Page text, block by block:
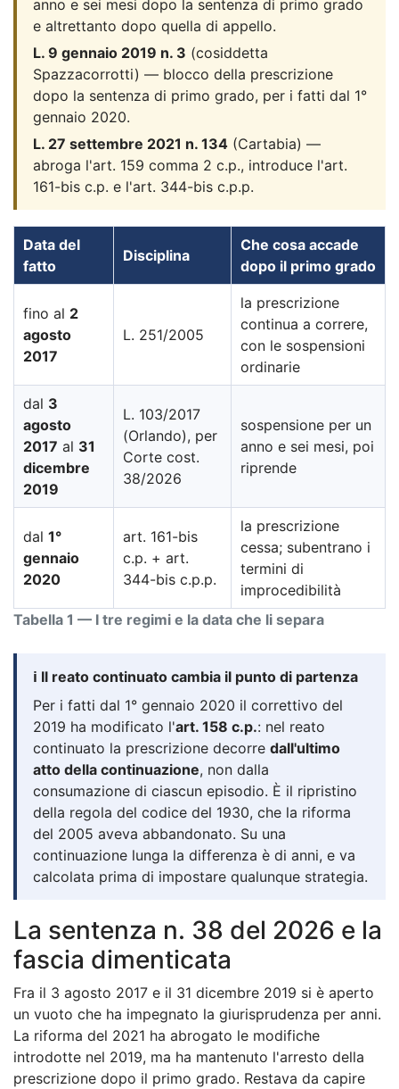
anno e sei mesi dopo la sentenza di primo grado
e altrettanto dopo quella di appello.
L. 9 gennaio 2019 n. 3 (cosiddetta
Spazzacorrotti) — blocco della prescrizione
dopo la sentenza di primo grado, per i fatti dal 1°
gennaio 2020.
L. 27 settembre 2021 n. 134 (Cartabia) —
abroga l'art. 159 comma 2 c.p., introduce l'art.
161-bis c.p. e l'art. 344-bis c.p.p.
Tabella 1 — I tre regimi e la data che li separa
Data del
fatto
Disciplina
Che cosa accade
dopo il primo grado
fino al 2
agosto
2017
L. 251/2005
la prescrizione
continua a correre,
con le sospensioni
ordinarie
dal 3
agosto
2017 al 31
dicembre
2019
L. 103/2017
(Orlando), per
Corte cost.
38/2026
sospensione per un
anno e sei mesi, poi
riprende
dal 1°
gennaio
2020
art. 161-bis
c.p. + art.
344-bis c.p.p.
la prescrizione
cessa; subentrano i
termini di
improcedibilità
ℹ️ Il reato continuato cambia il punto di partenza
Per i fatti dal 1° gennaio 2020 il correttivo del
2019 ha modificato l'art. 158 c.p.: nel reato
continuato la prescrizione decorre dall'ultimo
atto della continuazione, non dalla
consumazione di ciascun episodio. È il ripristino
della regola del codice del 1930, che la riforma
del 2005 aveva abbandonato. Su una
continuazione lunga la differenza è di anni, e va
calcolata prima di impostare qualunque strategia.
La sentenza n. 38 del 2026 e la
fascia dimenticata
Fra il 3 agosto 2017 e il 31 dicembre 2019 si è aperto
un vuoto che ha impegnato la giurisprudenza per anni.
La riforma del 2021 ha abrogato le modifiche
introdotte nel 2019, ma ha mantenuto l'arresto della
prescrizione dopo il primo grado. Restava da capire